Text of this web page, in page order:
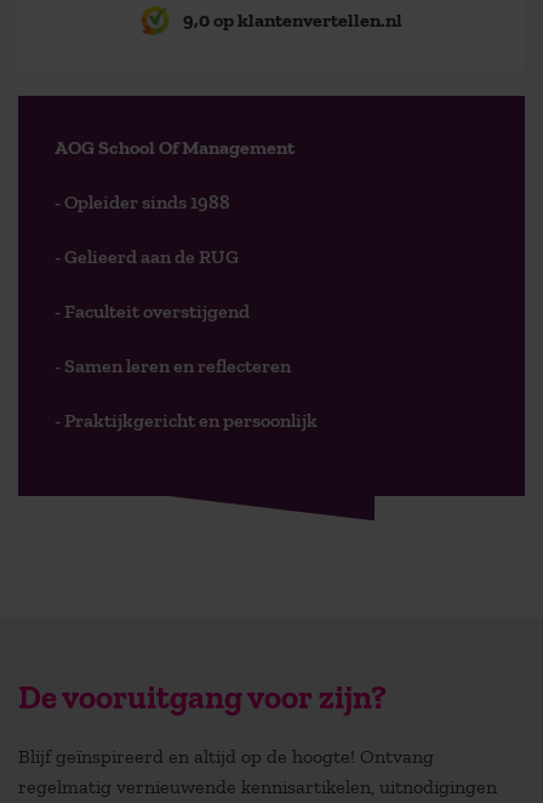
9,0 op klantenvertellen.nl
AOG School Of Management
- Opleider sinds 1988
- Gelieerd aan de RUG
- Faculteit overstijgend
- Samen leren en reflecteren
- Praktijkgericht en persoonlijk
De vooruitgang voor zijn?
Blijf geïnspireerd en altijd op de hoogte! Ontvang
regelmatig vernieuwende kennisartikelen, uitnodigingen